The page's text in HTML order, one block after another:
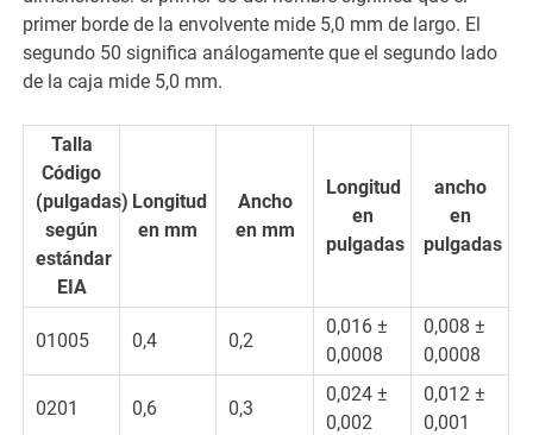
primer borde de la envolvente mide 5,0 mm de largo. El
segundo 50 significa análogamente que el segundo lado
de la caja mide 5,0 mm.
Talla
Código
(pulgadas)
según
estándar
EIA
Longitud
en mm
Ancho
en mm
Longitud
en
pulgadas
ancho
en
pulgadas
01005 0,4 0,2
0,016 ±
0,0008
0,008 ±
0,0008
0201 0,6 0,3
0,024 ±
0,002
0,012 ±
0,001